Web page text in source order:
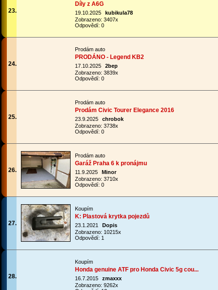
23.
Díly z A6G
19.10.2025
kubikula78
Zobrazeno: 3407x
Odpovědí: 0
24.
Prodám auto
PRODÁNO - Legend KB2
17.10.2025
2bep
Zobrazeno: 3839x
Odpovědí: 0
25.
Prodám auto
Prodám Civic Tourer Elegance 2016
23.9.2025
chrobok
Zobrazeno: 3738x
Odpovědí: 0
26.
Prodám auto
Garáž Praha 6 k pronájmu
11.9.2025
Minor
Zobrazeno: 3710x
Odpovědí: 0
27.
Koupím
K: Plastová krytka pojezdů
23.1.2021
Dopis
Zobrazeno: 10215x
Odpovědí: 1
28.
Koupím
Honda genuine ATF pro Honda Civic 5g cou...
16.7.2015
zmaxxx
Zobrazeno: 9262x